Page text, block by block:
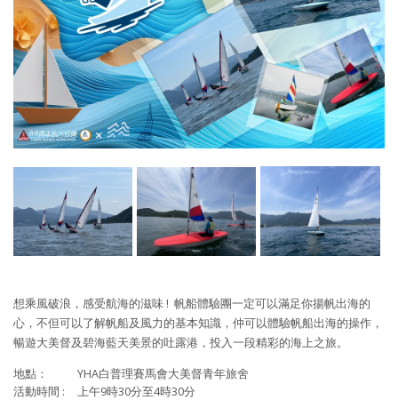
想乘風破浪，感受航海的滋味 ! 帆船體驗團一定可以滿足你揚帆出海的
心，不但可以了解帆船及風力的基本知識，仲可以體驗帆船出海的操作，
暢遊大美督及碧海藍天美景的吐露港，投入一段精彩的海上之旅。
地點：
YHA白普理賽馬會大美督青年旅舍
活動時間 :
上午9時30分至4時30分